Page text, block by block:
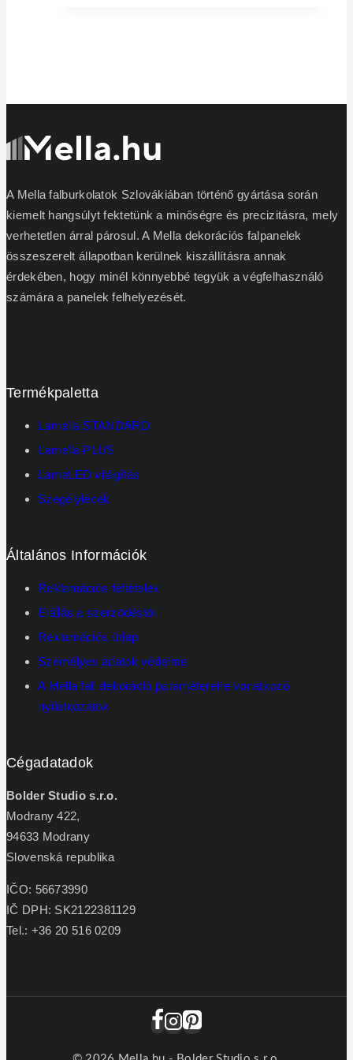
A Mella falburkolatok Szlovákiában történő gyártása során
kiemelt hangsúlyt fektetünk a minőségre és precizitásra, mely
verhetetlen árral párosul. A Mella dekorációs falpanelek
összeszerelt állapotban kerülnek kiszállításra annak
érdekében, hogy minél könnyebbé tegyük a végfelhasználó
számára a panelek felhelyezését.
Termékpaletta
Lamella STANDARD
Lamella PLUS
LameLED világítás
Szegélylécek
Általános Információk
Reklamációs feltételek
Elállás a szerzōdéstōl
Reklamációs ūrlap
Személyes adatok védelme
A Mella fali dekoráció paramétereire vonatkozó
nyilatkozatok
Cégadatadok
Bolder Studio s.r.o.
Modrany 422,
94633 Modrany
Slovenská republika
IČO: 56673990
IČ DPH: SK2122381129
Tel.: +36 20 516 0209